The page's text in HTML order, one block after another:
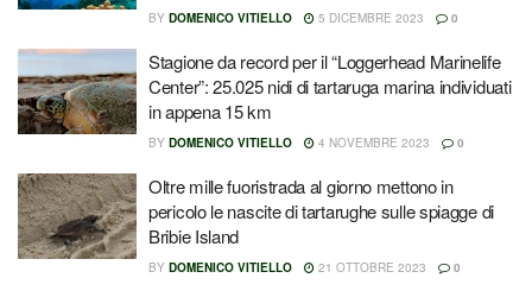
BY DOMENICO VITIELLO 5 DICEMBRE 2023 0
Stagione da record per il “Loggerhead Marinelife
Center”: 25.025 nidi di tartaruga marina individuati
in appena 15 km
BY DOMENICO VITIELLO 4 NOVEMBRE 2023 0
Oltre mille fuoristrada al giorno mettono in
pericolo le nascite di tartarughe sulle spiagge di
Bribie Island
BY DOMENICO VITIELLO 21 OTTOBRE 2023 0